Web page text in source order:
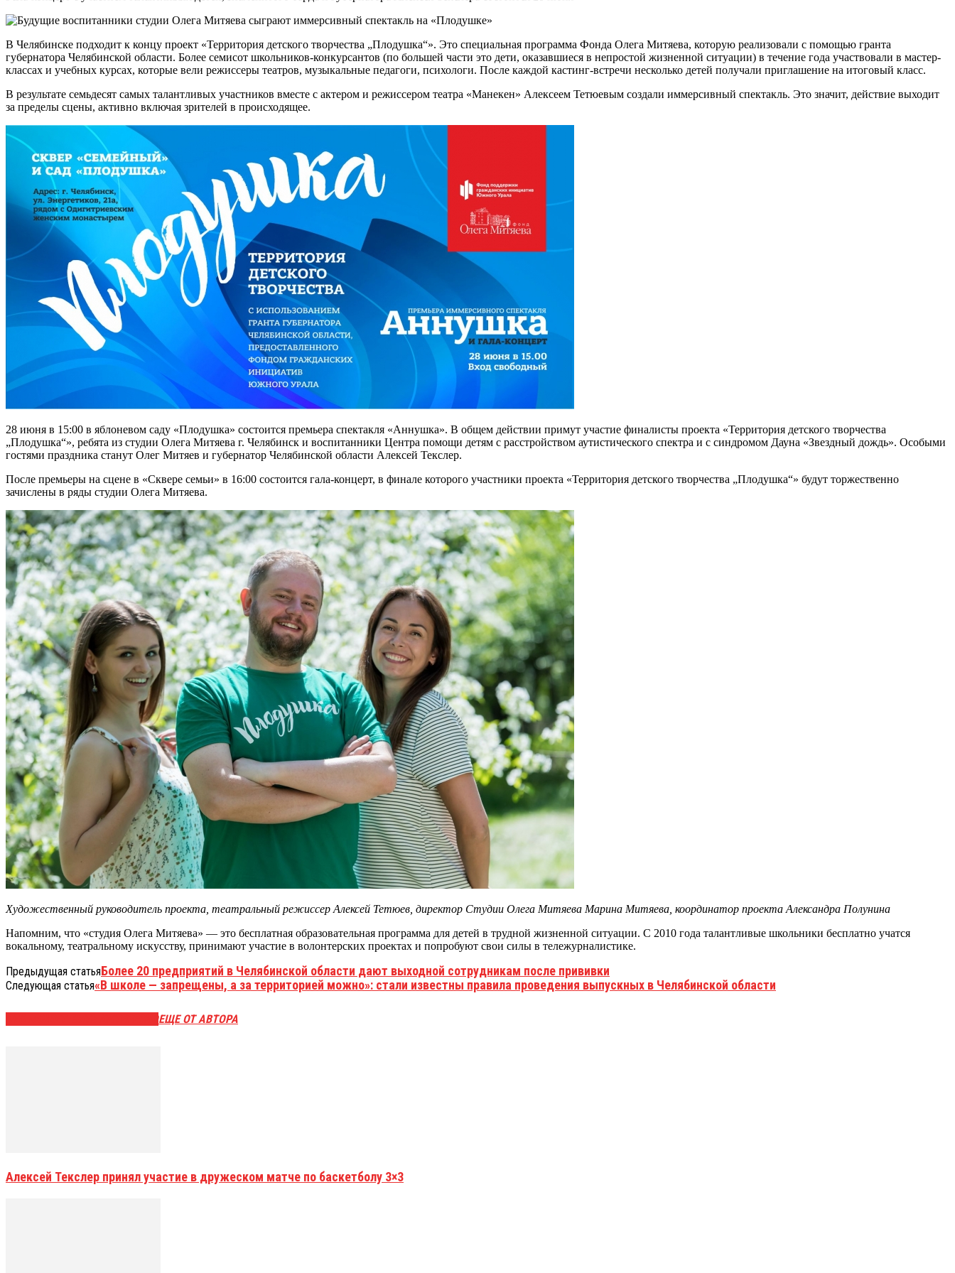
В Челябинске подходит к концу проект «Территория детского творчества „Плодушка“». Это специальная программа Фонда Олега Митяева, которую реализовали с помощью гранта
губернатора Челябинской области. Более семисот школьников-конкурсантов (по большей части это дети, оказавшиеся в непростой жизненной ситуации) в течение года участвовали в мастер-
классах и учебных курсах, которые вели режиссеры театров, музыкальные педагоги, психологи. После каждой кастинг-встречи несколько детей получали приглашение на итоговый класс.
В результате семьдесят самых талантливых участников вместе с актером и режиссером театра «Манекен» Алексеем Тетюевым создали иммерсивный спектакль. Это значит, действие выходит
за пределы сцены, активно включая зрителей в происходящее.
28 июня в 15:00 в яблоневом саду «Плодушка» состоится премьера спектакля «Аннушка». В общем действии примут участие финалисты проекта «Территория детского творчества
„Плодушка“», ребята из студии Олега Митяева г. Челябинск и воспитанники Центра помощи детям с расстройством аутистического спектра и с синдромом Дауна «Звездный дождь». Особыми
гостями праздника станут Олег Митяев и губернатор Челябинской области Алексей Текслер.
После премьеры на сцене в «Сквере семьи» в 16:00 состоится гала-концерт, в финале которого участники проекта «Территория детского творчества „Плодушка“» будут торжественно
зачислены в ряды студии Олега Митяева.
Художественный руководитель проекта, театральный режиссер Алексей Тетюев, директор Студии Олега Митяева Марина Митяева, координатор проекта Александра Полунина
Напомним, что «студия Олега Митяева» — это бесплатная образовательная программа для детей в трудной жизненной ситуации. С 2010 года талантливые школьники бесплатно учатся
вокальному, театральному искусству, принимают участие в волонтерских проектах и попробуют свои силы в тележурналистике.
Предыдущая статьяБолее 20 предприятий в Челябинской области дают выходной сотрудникам после прививки
Следующая статья«В школе — запрещены, а за территорией можно»: стали известны правила проведения выпускных в Челябинской области
ЕЩЕ ОТ АВТОРА
Алексей Текслер принял участие в дружеском матче по баскетболу 3×3